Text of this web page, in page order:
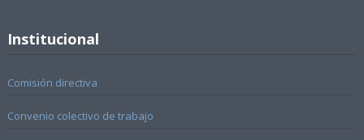
Institucional
Comisión directiva
Convenio colectivo de trabajo